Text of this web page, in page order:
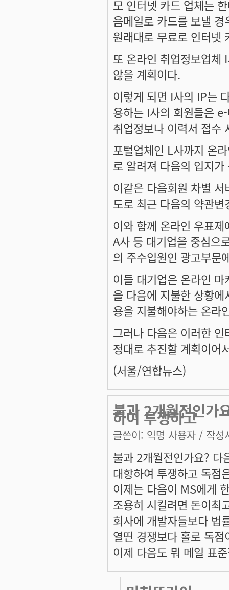
모 인터넷 카드 업체는
음메일로 카드를 보낼
원래대로 무료로 인터넷
또 온라인 취업정보업체
않을 계획이다.
이렇게 되면 I사의 IP는
용하는 I사의 회원들은
취업정보나 이력서 접수
포털업체인 L사까지 온
로 알려져 다음의 입지
이같은 다음회원 차별
도로 최근 다음의 약관
이와 함께 온라인 우표
A사 등 대기업을 중심으
의 주수입원인 광고부문
이들 대기업은 온라인
을 다음에 지불한 상황
용을 지불해야하는 온라
그러나 다음은 이러한
정대로 추진할 계획이어
(서울/연합뉴스)
불과 2개월전인가
하여 투쟁하고
글쓴이: 익명 사용자 / 작성
불과 2개월전인가요? 다
대항하여 투쟁하고 독점
이제는 다음이 MS에게
조용히 시킬려면 돈이최
회사에 개발자들보다 법
열띤 경쟁보다 홀로 독점
이제 다음도 뭐 메일 표